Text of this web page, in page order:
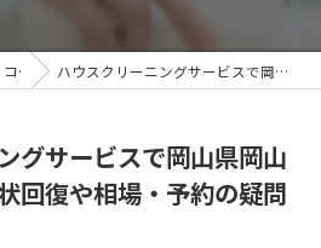
コラム ハウスクリーニングサービスで岡山県岡山市南区市場の原状回復や相場・予約の疑問を解決
グサービスで岡山県岡山
回復や相場・予約の疑問